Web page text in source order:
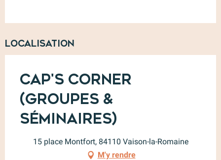
Localisation
Cap's Corner
(Groupes &
Séminaires)
15 place Montfort, 84110 Vaison-la-Romaine
M'y rendre